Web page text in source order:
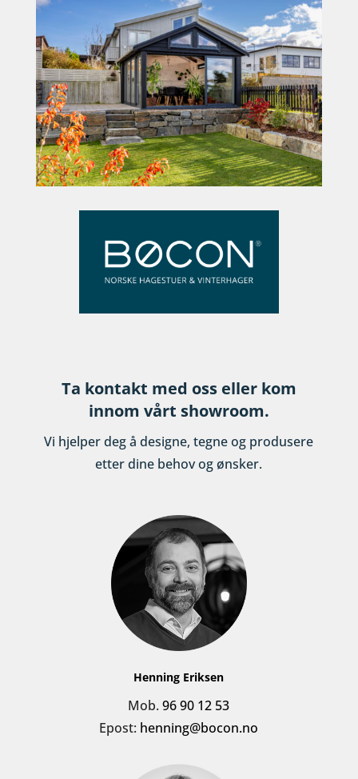
Ta kontakt med oss eller kom
innom vårt showroom.
Vi hjelper deg å designe, tegne og produsere
etter dine behov og ønsker.
Henning Eriksen
Mob.96 90 12 53
Epost: henning@bocon.no